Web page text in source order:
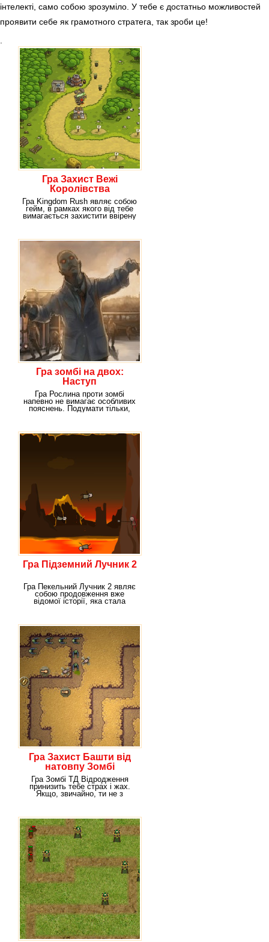
інтелекті, само собою зрозуміло. У тебе є достатньо можливостей
проявити себе як грамотного стратега, так зроби це!
Гра Захист Вежі
Королівства
Гра Kingdom Rush являє собою
гейм, в рамках якого від тебе
вимагається захистити ввірену
Гра зомбі на двох:
Наступ
Гра Рослина проти зомбі
напевно не вимагає особливих
пояснень. Подумати тільки,
Гра Підземний Лучник 2
Гра Пекельний Лучник 2 являє
собою продовження вже
відомої історії, яка стала
Гра Захист Башти від
натовпу Зомбі
Гра Зомбі ТД Відродження
принизить тебе страх і жах.
Якщо, звичайно, ти не з